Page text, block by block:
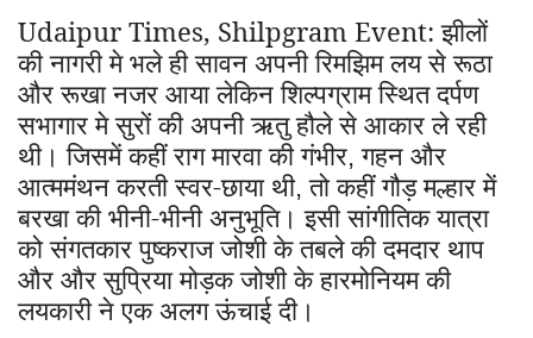
Udaipur Times, Shilpgram Event: झीलों
की नागरी मे भले ही सावन अपनी रिमझिम लय से रूठा
और रूखा नजर आया लेकिन शिल्पग्राम स्थित दर्पण
सभागार मे सुरों की अपनी ऋतु हौले से आकार ले रही
थी। जिसमें कहीं राग मारवा की गंभीर,गहन और
आत्ममंथन करती स्वर-छाया थी,तो कहीं गौड़ मल्हार में
बरखा की भीनी-भीनी अनुभूति। इसी सांगीतिक यात्रा
को संगतकार पुष्कराज जोशी के तबले की दमदार थाप
और और सुप्रिया मोड़क जोशी के हारमोनियम की
लयकारी ने एक अलग ऊंचाई दी।